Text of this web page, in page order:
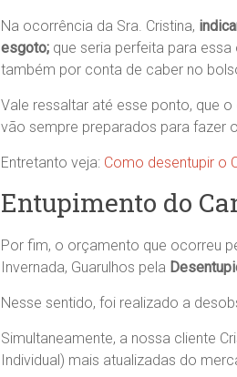
Na ocorrência da Sra. Cristina,
esgoto; que seria perfeita para
também por conta de caber no
Vale ressaltar até esse ponto, que
vão sempre preparados para fazer
Entretanto veja: Como desentupir o
Entupimento do
Por fim, o orçamento que ocorreu
Invernada, Guarulhos pela
Nesse sentido, foi realizado a
Simultaneamente, a nossa cliente
Individual) mais atualizadas do